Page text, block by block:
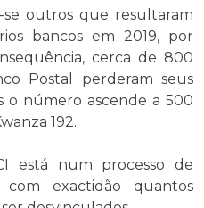
se outros que resultaram
bancos em 2019, por
cerca de 800
Postal perderam seus
o número ascende a 500
192.
está num processo de
exactidão quantos